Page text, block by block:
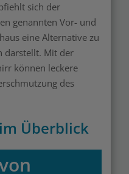
sich der
genannten Vor- und
eine Alternative zu
darstellt. Mit der
können leckere
des
Überblick